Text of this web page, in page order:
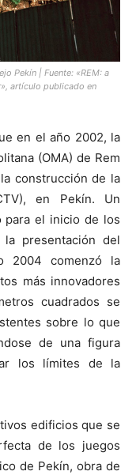
Pekín | Fuente: «REM: a
artículo publicado en
en el año 2002, la
(OMA) de Rem
construcción de la
en Pekín. Un
para el inicio de los
presentación del
2004 comenzó la
más innovadores
cuadrados se
sobre lo que
de una figura
los límites de la
edificios que se
de los juegos
de Pekín, obra de